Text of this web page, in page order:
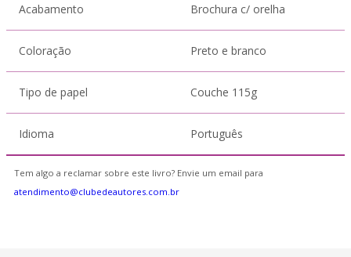
Acabamento Brochura c/ orelha
Coloração Preto e branco
Tipo de papel Couche 115g
Idioma Português
Tem algo a reclamar sobre este livro? Envie um email para
atendimento@clubedeautores.com.br